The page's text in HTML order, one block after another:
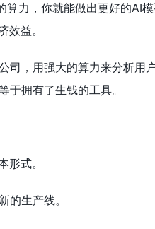
算力，你就能做出更好的AI
益。
司，用强大的算力来分析
于拥有了生钱的工具。
式。
的生产线。